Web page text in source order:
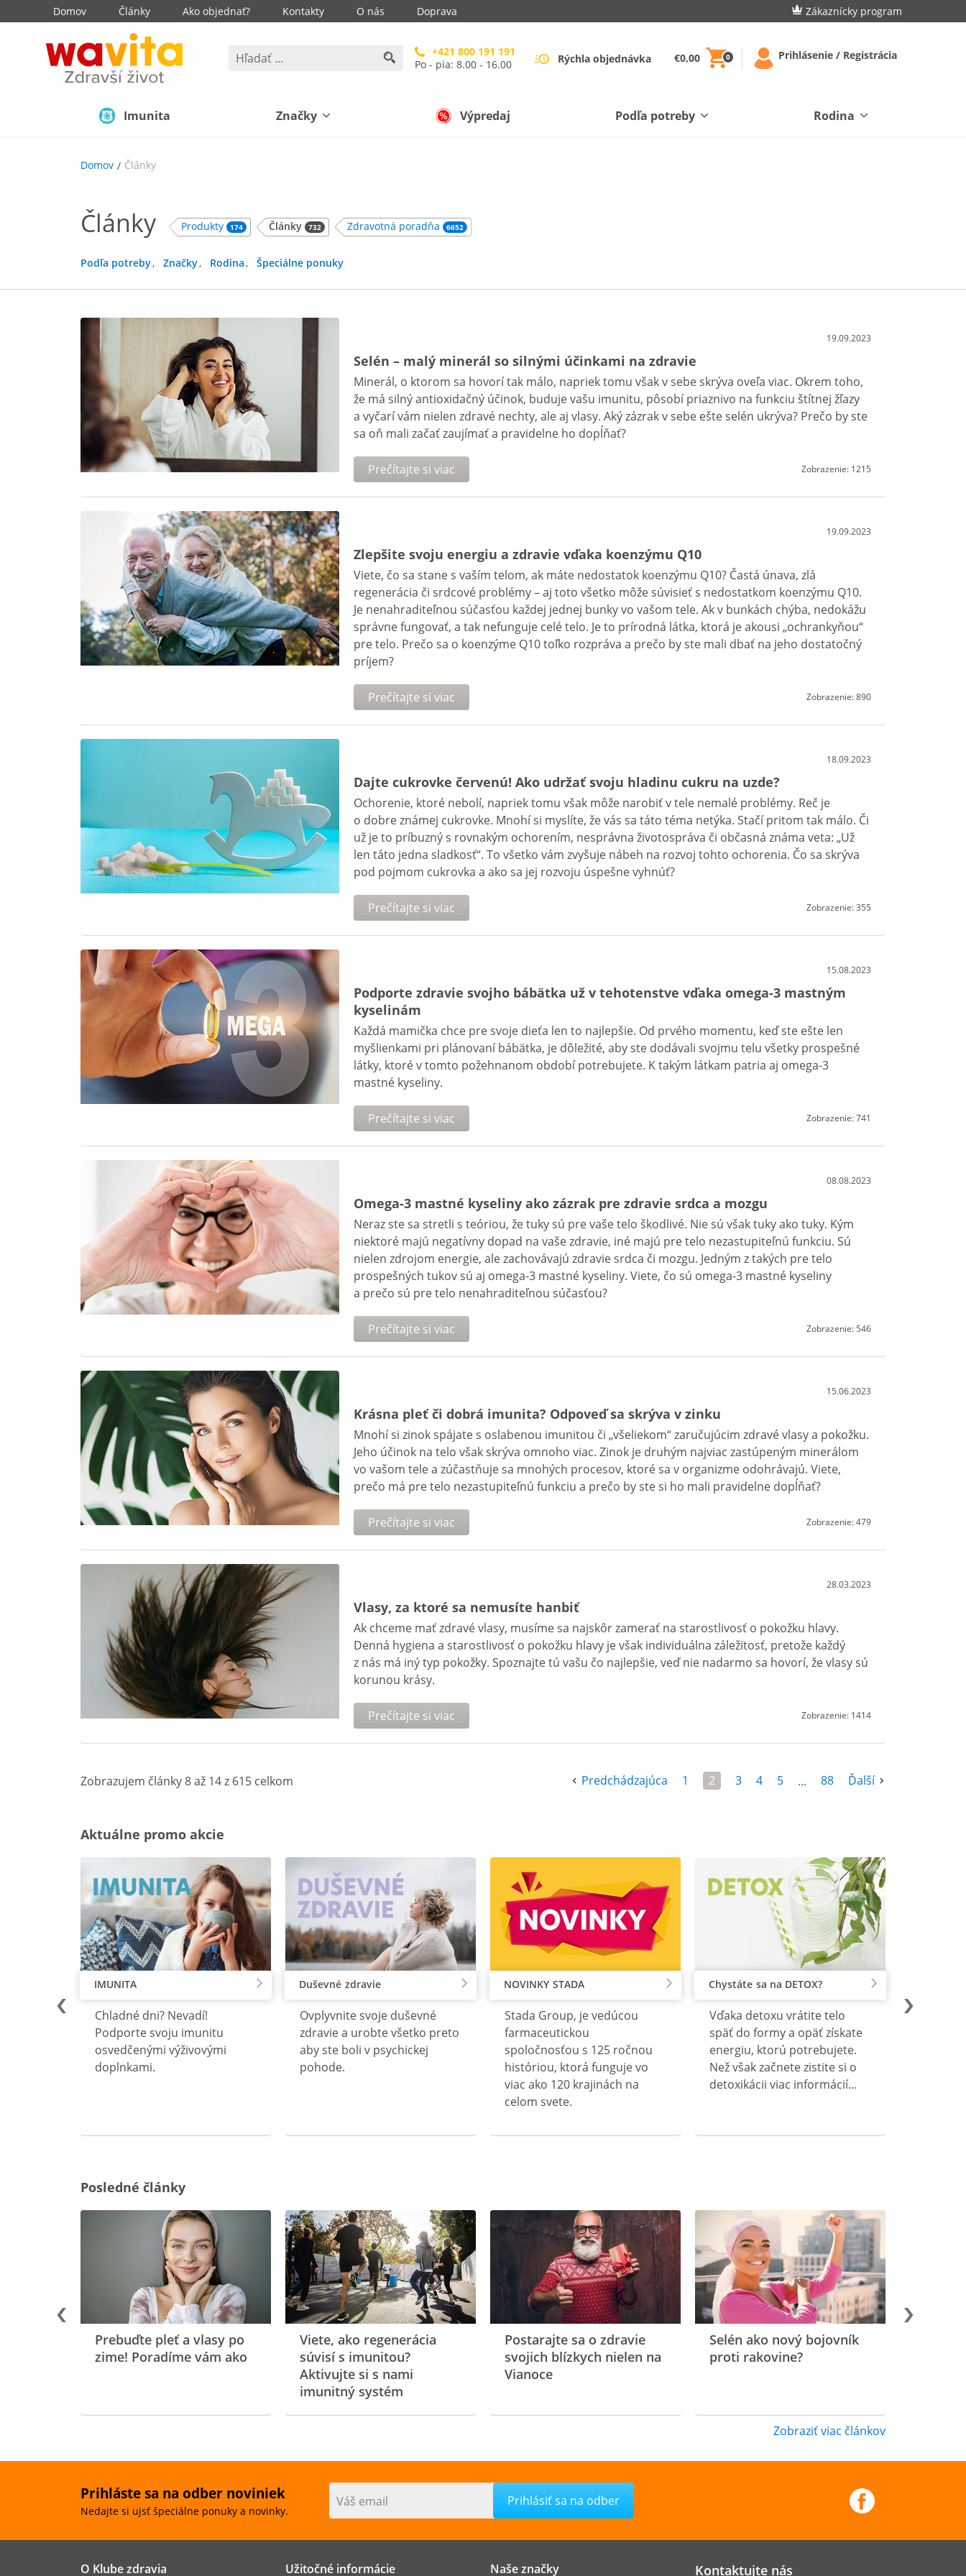
Domov Články Ako objednať? Kontakty O nás Doprava Zákaznícky program
+421 800 191 191
Po - pia: 8.00 - 16.00
Rýchla objednávka €0,00 0 Prihlásenie / Registrácia
Imunita Značky Výpredaj Podľa potreby Rodina
Domov Články
Články Produkty 174 Články 732 Zdravotná poradňa 6652
Podľa potreby Značky Rodina Špeciálne ponuky
19.09.2023
Selén – malý minerál so silnými účinkami na zdravie
Minerál, o ktorom sa hovorí tak málo, napriek tomu však v sebe skrýva oveľa viac. Okrem toho,
že má silný antioxidačný účinok, buduje vašu imunitu, pôsobí priaznivo na funkciu štítnej žľazy
a vyčarí vám nielen zdravé nechty, ale aj vlasy. Aký zázrak v sebe ešte selén ukrýva? Prečo by ste
sa oň mali začať zaujímať a pravidelne ho dopĺňať?
Prečítajte si viac Zobrazenie: 1215
19.09.2023
Zlepšite svoju energiu a zdravie vďaka koenzýmu Q10
Viete, čo sa stane s vaším telom, ak máte nedostatok koenzýmu Q10? Častá únava, zlá
regenerácia či srdcové problémy – aj toto všetko môže súvisieť s nedostatkom koenzýmu Q10.
Je nenahraditeľnou súčasťou každej jednej bunky vo vašom tele. Ak v bunkách chýba, nedokážu
správne fungovať, a tak nefunguje celé telo. Je to prírodná látka, ktorá je akousi „ochrankyňou“
pre telo. Prečo sa o koenzýme Q10 toľko rozpráva a prečo by ste mali dbať na jeho dostatočný
príjem?
Prečítajte si viac Zobrazenie: 890
18.09.2023
Dajte cukrovke červenú! Ako udržať svoju hladinu cukru na uzde?
Ochorenie, ktoré nebolí, napriek tomu však môže narobiť v tele nemalé problémy. Reč je
o dobre známej cukrovke. Mnohí si myslíte, že vás sa táto téma netýka. Stačí pritom tak málo. Či
už je to príbuzný s rovnakým ochorením, nesprávna životospráva či občasná známa veta: „Už
len táto jedna sladkosť“. To všetko vám zvyšuje nábeh na rozvoj tohto ochorenia. Čo sa skrýva
pod pojmom cukrovka a ako sa jej rozvoju úspešne vyhnúť?
Prečítajte si viac Zobrazenie: 355
15.08.2023
Podporte zdravie svojho bábätka už v tehotenstve vďaka omega-3 mastným
kyselinám
Každá mamička chce pre svoje dieťa len to najlepšie. Od prvého momentu, keď ste ešte len
myšlienkami pri plánovaní bábätka, je dôležité, aby ste dodávali svojmu telu všetky prospešné
látky, ktoré v tomto požehnanom období potrebujete. K takým látkam patria aj omega-3
mastné kyseliny.
Prečítajte si viac Zobrazenie: 741
08.08.2023
Omega-3 mastné kyseliny ako zázrak pre zdravie srdca a mozgu
Neraz ste sa stretli s teóriou, že tuky sú pre vaše telo škodlivé. Nie sú však tuky ako tuky. Kým
niektoré majú negatívny dopad na vaše zdravie, iné majú pre telo nezastupiteľnú funkciu. Sú
nielen zdrojom energie, ale zachovávajú zdravie srdca či mozgu. Jedným z takých pre telo
prospešných tukov sú aj omega-3 mastné kyseliny. Viete, čo sú omega-3 mastné kyseliny
a prečo sú pre telo nenahraditeľnou súčasťou?
Prečítajte si viac Zobrazenie: 546
15.06.2023
Krásna pleť či dobrá imunita? Odpoveď sa skrýva v zinku
Mnohí si zinok spájate s oslabenou imunitou či „všeliekom“ zaručujúcim zdravé vlasy a pokožku.
Jeho účinok na telo však skrýva omnoho viac. Zinok je druhým najviac zastúpeným minerálom
vo vašom tele a zúčastňuje sa mnohých procesov, ktoré sa v organizme odohrávajú. Viete,
prečo má pre telo nezastupiteľnú funkciu a prečo by ste si ho mali pravidelne dopĺňať?
Prečítajte si viac Zobrazenie: 479
28.03.2023
Vlasy, za ktoré sa nemusíte hanbiť
Ak chceme mať zdravé vlasy, musíme sa najskôr zamerať na starostlivosť o pokožku hlavy.
Denná hygiena a starostlivosť o pokožku hlavy je však individuálna záležitosť, pretože každý
z nás má iný typ pokožky. Spoznajte tú vašu čo najlepšie, veď nie nadarmo sa hovorí, že vlasy sú
korunou krásy.
Prečítajte si viac Zobrazenie: 1414
Zobrazujem články 8 až 14 z 615 celkom Predchádzajúca 1 2 3 4 5 ... 88 Ďalší
Aktuálne promo akcie
IMUNITA
Chladné dni? Nevadí!
Podporte svoju imunitu
osvedčenými výživovými
doplnkami.
Duševné zdravie
Ovplyvnite svoje duševné
zdravie a urobte všetko preto
aby ste boli v psychickej
pohode.
NOVINKY STADA
Stada Group, je vedúcou
farmaceutickou
spoločnosťou s 125 ročnou
históriou, ktorá funguje vo
viac ako 120 krajinách na
celom svete.
Chystáte sa na DETOX?
Vďaka detoxu vrátite telo
späť do formy a opäť získate
energiu, ktorú potrebujete.
Než však začnete zistite si o
detoxikácii viac informácií...
Posledné články
Prebuďte pleť a vlasy po
zime! Poradíme vám ako
Viete, ako regenerácia
súvisí s imunitou?
Aktivujte si s nami
imunitný systém
Postarajte sa o zdravie
svojich blízkych nielen na
Vianoce
Selén ako nový bojovník
proti rakovine?
Zobraziť viac článkov
Prihláste sa na odber noviniek
Nedajte si ujsť špeciálne ponuky a novinky.
Váš email
O Klube zdravia Užitočné informácie Naše značky Kontaktujte nás